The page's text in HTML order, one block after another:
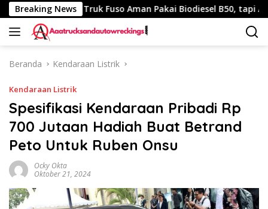
Langsung
ke
konten
Breaking News
Km Truk Fuso Aman Pakai Biodiesel B50, tapi Ada
Beranda Kendaraan Listrik
Kendaraan Listrik
Spesifikasi Kendaraan Pribadi Rp
700 Jutaan Hadiah Buat Betrand
Peto Untuk Ruben Onsu
Ocky Okta
Oktober 21, 2024